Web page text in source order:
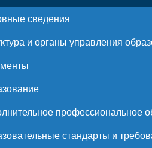
сведения
и органы управления
профессиональное
стандарты и